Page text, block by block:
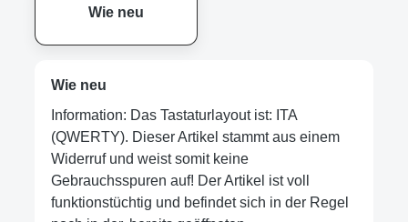
Wie neu
Wie neu
Information: Das Tastaturlayout ist: ITA
(QWERTY). Dieser Artikel stammt aus einem
Widerruf und weist somit keine
Gebrauchsspuren auf! Der Artikel ist voll
funktionstüchtig und befindet sich in der Regel